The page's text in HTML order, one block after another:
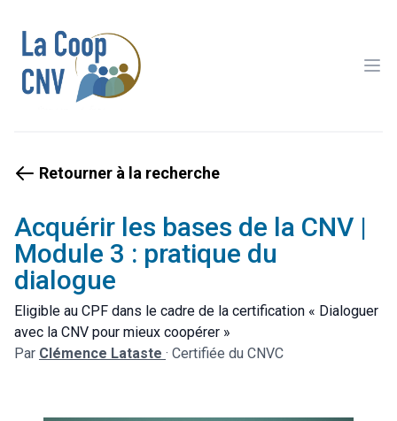
Retourner à la recherche
Acquérir les bases de la CNV |
Module 3 : pratique du
dialogue
Eligible au CPF dans le cadre de la certification « Dialoguer
avec la CNV pour mieux coopérer »
Par Clémence Lataste · Certifiée du CNVC